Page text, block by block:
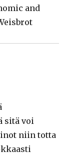
and
sitä voi
niin totta